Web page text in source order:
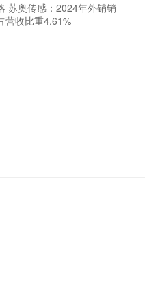
苏奥传感：2024年外销销
营收比重4.61%